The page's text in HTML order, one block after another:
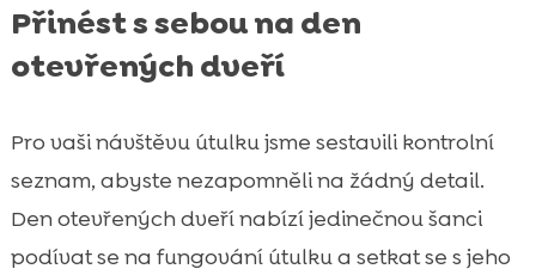
Přinést s sebou na den
otevřených dveří
Pro vaši návštěvu útulku jsme sestavili kontrolní
seznam, abyste nezapomněli na žádný detail.
Den otevřených dveří nabízí jedinečnou šanci
podívat se na fungování útulku a setkat se s jeho